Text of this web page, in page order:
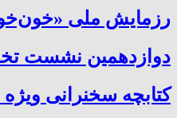
رزمایش ملی
دوازدهمین نشست
کتابچه سخنرانی